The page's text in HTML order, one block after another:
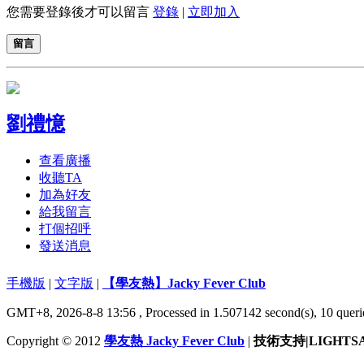
您需要登錄後才可以留言 登錄 | 立即加入
留言
劉禮憶
查看廣播
收聽TA
加為好友
給我留言
打個招呼
發送消息
手機版 | 文字版 | 【學友熱】Jacky Fever Club
GMT+8, 2026-8-8 13:56 , Processed in 1.507142 second(s), 10
Copyright © 2012 學友熱 Jacky Fever Club | 技術支持